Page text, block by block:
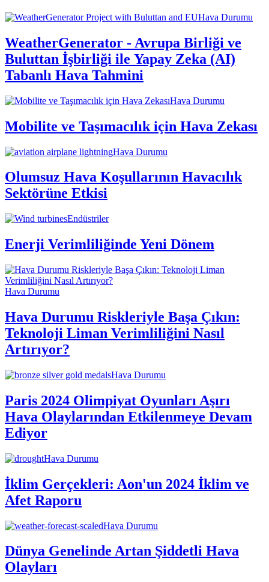
Hava Durumu
WeatherGenerator - Avrupa Birliği ve
Buluttan İşbirliği ile Yapay Zeka (AI)
Tabanlı Hava Tahmini
Hava Durumu
Mobilite ve Taşımacılık için Hava Zekası
Hava Durumu
Olumsuz Hava Koşullarının Havacılık
Sektörüne Etkisi
Endüstriler
Enerji Verimliliğinde Yeni Dönem
Hava Durumu
Hava Durumu Riskleriyle Başa Çıkın:
Teknoloji Liman Verimliliğini Nasıl
Artırıyor?
Hava Durumu
Paris 2024 Olimpiyat Oyunları Aşırı
Hava Olaylarından Etkilenmeye Devam
Ediyor
Hava Durumu
İklim Gerçekleri: Aon'un 2024 İklim ve
Afet Raporu
Hava Durumu
Dünya Genelinde Artan Şiddetli Hava
Olayları